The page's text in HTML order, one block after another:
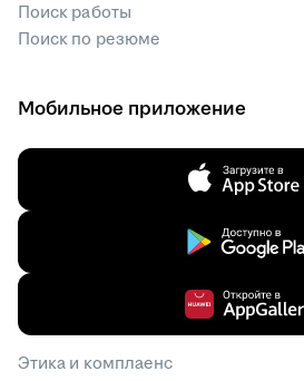
Поиск работы
Поиск по резюме
Мобильное приложение
Этика и комплаенс